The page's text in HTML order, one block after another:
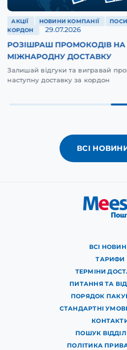
АКЦІЇ НОВИНИ КОМПАНІЇ
КОРДОН
29.07.2026
РОЗІШРАШ ПРОМОКОДІВ НА
МІЖНАРОДНУ ДОСТАВКУ
Залишай відгуки та вигравай
наступну доставку за кордон
ВСІ
ВСІ
ТАРИФИ
ТЕРМІНИ
ПИТАННЯ ТА
ПОРЯДОК
СТАНДАРТНІ
ПОШУК
ПОЛІТИКА